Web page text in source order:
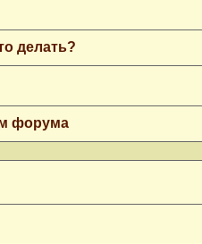
делать?
форума